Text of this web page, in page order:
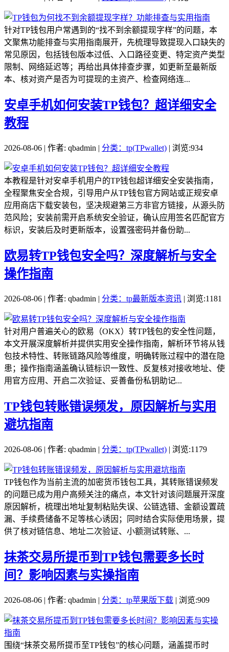
针对TP钱包用户常遇到的“找不到余额提现字样”的问题，本
文聚焦功能排查与实用指南展开，先梳理导致提现入口缺失的
常见原因，包括钱包版本过低、入口路径变更、特定资产类型
限制、网络延迟等；再给出具体排查步骤，如更新至最新版
本、核对资产是否为可提现的主资产、检查网络连...
安卓手机如何安装TP钱包？超详细安全
教程
2026-08-06 | 作者: qbadmin | 分类：tp(TPwallet) | 浏览:934
本教程是针对安卓手机用户的TP钱包超详细安全安装指南，
全程聚焦安全合规，引导用户从TP钱包官方网站或正规安卓
应用商店下载安装包，坚决规避第三方非官方链接，从源头防
范风险；安装前需开启系统安全验证，确认应用签名匹配官方
标识，安装后及时更新版本，设置强密码并备份助...
欧易转TP钱包安全吗？深度解析与安全
操作指南
2026-08-06 | 作者: qbadmin | 分类：tp最新版本资讯 | 浏览:1181
针对用户普遍关心的欧易（OKX）转TP钱包的安全性问题，
本文开展深度解析并提供实用安全操作指南，解析环节将从钱
包技术特性、转账链路风险等维度，明确转账过程中的潜在隐
患；操作指南涵盖确认链标识一致性、反复核对接收地址、使
用官方应用、开启二次验证、妥善备份私钥助记...
TP钱包转账错误频发，原因解析与实用
避坑指南
2026-08-06 | 作者: qbadmin | 分类：tp(TPwallet) | 浏览:1179
TP钱包作为当前主流的加密货币钱包工具，其转账错误频发
的问题已成为用户高频关注的痛点，本文针对该问题展开深度
原因解析，梳理出地址复制粘贴失误、公链选错、金额设置疏
漏、手续费储备不足等核心诱因；同时结合实际使用场景，提
供了核对链信息、地址二次验证、小额测试转账、...
抹茶交易所提币到TP钱包需要多长时
间？影响因素与实操指南
2026-08-06 | 作者: qbadmin | 分类：tp苹果版下载 | 浏览:909
围绕“抹茶交易所提币至TP钱包”的核心问题，涵盖提币时